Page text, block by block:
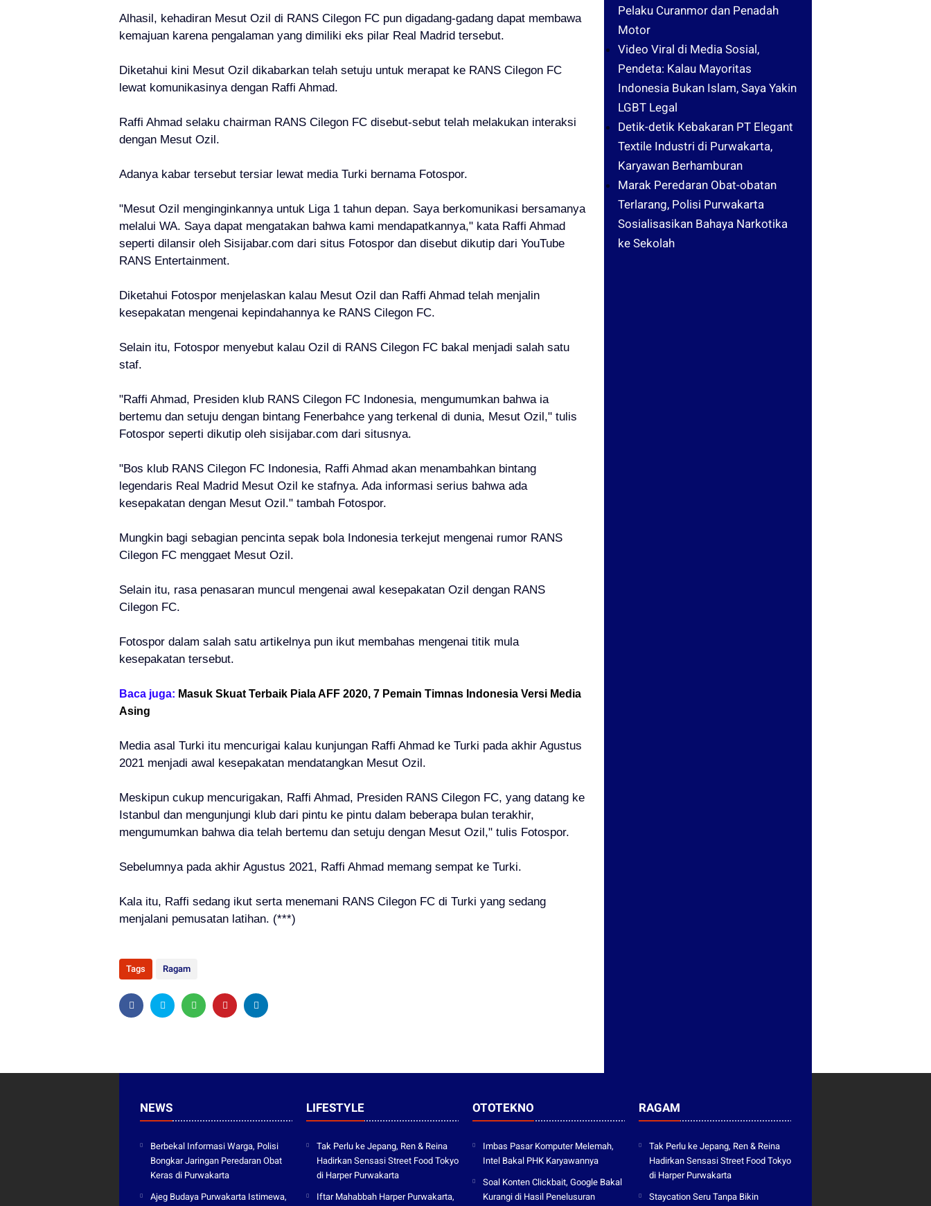
Alhasil, kehadiran Mesut Ozil di RANS Cilegon FC pun digadang-gadang dapat membawa
kemajuan karena pengalaman yang dimiliki eks pilar Real Madrid tersebut.
Diketahui kini Mesut Ozil dikabarkan telah setuju untuk merapat ke RANS Cilegon FC
lewat komunikasinya dengan Raffi Ahmad.
Raffi Ahmad selaku chairman RANS Cilegon FC disebut-sebut telah melakukan interaksi
dengan Mesut Ozil.
Adanya kabar tersebut tersiar lewat media Turki bernama Fotospor.
"Mesut Ozil menginginkannya untuk Liga 1 tahun depan. Saya berkomunikasi bersamanya
melalui WA. Saya dapat mengatakan bahwa kami mendapatkannya," kata Raffi Ahmad
seperti dilansir oleh Sisijabar.com dari situs Fotospor dan disebut dikutip dari YouTube
RANS Entertainment.
Diketahui Fotospor menjelaskan kalau Mesut Ozil dan Raffi Ahmad telah menjalin
kesepakatan mengenai kepindahannya ke RANS Cilegon FC.
Selain itu, Fotospor menyebut kalau Ozil di RANS Cilegon FC bakal menjadi salah satu
staf.
"Raffi Ahmad, Presiden klub RANS Cilegon FC Indonesia, mengumumkan bahwa ia
bertemu dan setuju dengan bintang Fenerbahce yang terkenal di dunia, Mesut Ozil," tulis
Fotospor seperti dikutip oleh sisijabar.com dari situsnya.
"Bos klub RANS Cilegon FC Indonesia, Raffi Ahmad akan menambahkan bintang
legendaris Real Madrid Mesut Ozil ke stafnya. Ada informasi serius bahwa ada
kesepakatan dengan Mesut Ozil." tambah Fotospor.
Mungkin bagi sebagian pencinta sepak bola Indonesia terkejut mengenai rumor RANS
Cilegon FC menggaet Mesut Ozil.
Selain itu, rasa penasaran muncul mengenai awal kesepakatan Ozil dengan RANS
Cilegon FC.
Fotospor dalam salah satu artikelnya pun ikut membahas mengenai titik mula
kesepakatan tersebut.
Baca juga: Masuk Skuat Terbaik Piala AFF 2020, 7 Pemain Timnas Indonesia Versi Media
Asing
Media asal Turki itu mencurigai kalau kunjungan Raffi Ahmad ke Turki pada akhir Agustus
2021 menjadi awal kesepakatan mendatangkan Mesut Ozil.
Meskipun cukup mencurigakan, Raffi Ahmad, Presiden RANS Cilegon FC, yang datang ke
Istanbul dan mengunjungi klub dari pintu ke pintu dalam beberapa bulan terakhir,
mengumumkan bahwa dia telah bertemu dan setuju dengan Mesut Ozil," tulis Fotospor.
Sebelumnya pada akhir Agustus 2021, Raffi Ahmad memang sempat ke Turki.
Kala itu, Raffi sedang ikut serta menemani RANS Cilegon FC di Turki yang sedang
menjalani pemusatan latihan. (***)
Tags Ragam
Pelaku Curanmor dan Penadah
Motor
Video Viral di Media Sosial,
Pendeta: Kalau Mayoritas
Indonesia Bukan Islam, Saya Yakin
LGBT Legal
Detik-detik Kebakaran PT Elegant
Textile Industri di Purwakarta,
Karyawan Berhamburan
Marak Peredaran Obat-obatan
Terlarang, Polisi Purwakarta
Sosialisasikan Bahaya Narkotika
ke Sekolah
NEWS
Berbekal Informasi Warga, Polisi
Bongkar Jaringan Peredaran Obat
Keras di Purwakarta
Ajeg Budaya Purwakarta Istimewa,
LIFESTYLE
Tak Perlu ke Jepang, Ren & Reina
Hadirkan Sensasi Street Food Tokyo
di Harper Purwakarta
Iftar Mahabbah Harper Purwakarta,
OTOTEKNO
Imbas Pasar Komputer Melemah,
Intel Bakal PHK Karyawannya
Soal Konten Clickbait, Google Bakal
Kurangi di Hasil Penelusuran
RAGAM
Tak Perlu ke Jepang, Ren & Reina
Hadirkan Sensasi Street Food Tokyo
di Harper Purwakarta
Staycation Seru Tanpa Bikin